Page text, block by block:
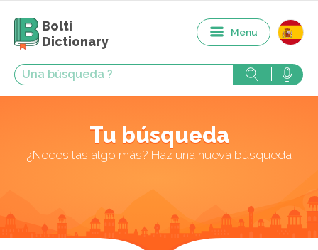
Bolti
Dictionary
Menu
Tu búsqueda
¿Necesitas algo más? Haz una nueva búsqueda